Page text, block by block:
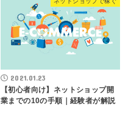
2021.01.23
【初心者向け】ネットショップ開
業までの10の手順｜経験者が解説